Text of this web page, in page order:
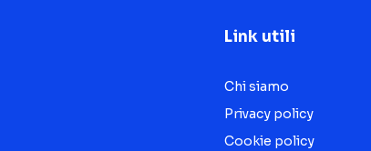
Link utili
Chi siamo
Privacy policy
Cookie policy